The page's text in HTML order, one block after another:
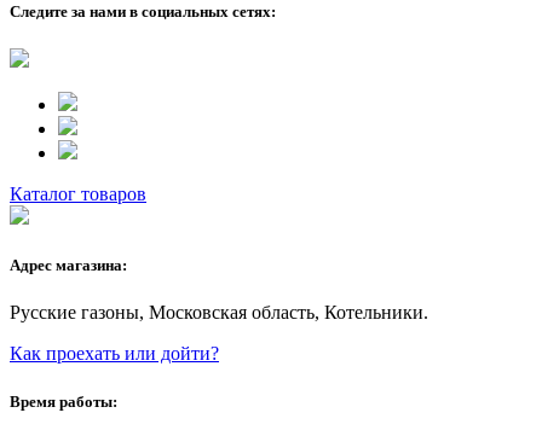
Следите за нами в социальных сетях:
Каталог товаров
Адрес магазина:
Русские газоны, Московская область, Котельники.
Как проехать или дойти?
Время работы: